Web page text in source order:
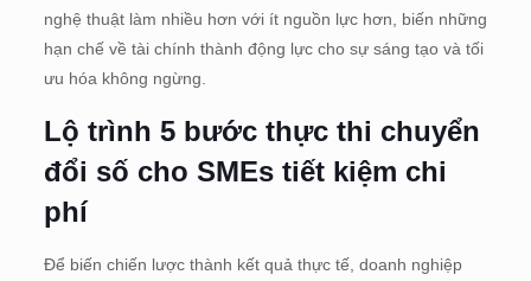
nghệ thuật làm nhiều hơn với ít nguồn lực hơn, biến những
hạn chế về tài chính thành động lực cho sự sáng tạo và tối
ưu hóa không ngừng.
Lộ trình 5 bước thực thi chuyển
đổi số cho SMEs tiết kiệm chi
phí
Để biến chiến lược thành kết quả thực tế, doanh nghiệp